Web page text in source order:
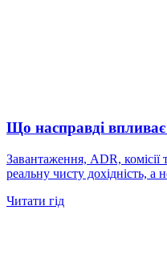
Що насправді впливає
Завантаження, ADR,
реальну чисту дохідність, а
Читати гід